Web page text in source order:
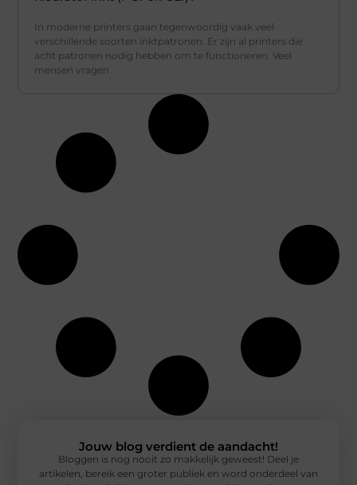
In moderne printers gaan tegenwoordig vaak veel
verschillende soorten inktpatronen. Er zijn al printers die
acht patronen nodig hebben om te functioneren. Veel
mensen vragen
Jouw blog verdient de aandacht!
Bloggen is nog nooit zo makkelijk geweest! Deel je
artikelen, bereik een groter publiek en word onderdeel van